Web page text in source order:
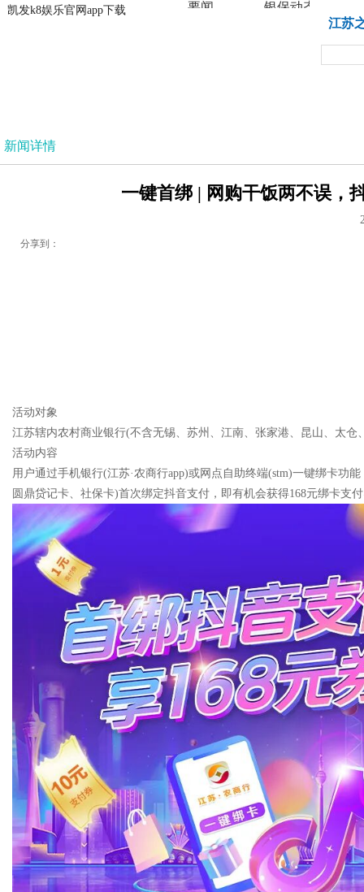
凯发k8娱乐官网app下载
凯发k8娱乐官网app下载
要闻 银保动态
江苏
新闻详情
一键首绑 | 网购干饭两不误，
分享到：
活动对象
江苏辖内农村商业银行(不含无锡、苏州、江南、张家港、昆山、太仓
活动内容
用户通过手机银行(江苏·农商行app)或网点自助终端(stm)一键绑卡
圆鼎贷记卡、社保卡)首次绑定抖音支付，即有机会获得168元绑卡支